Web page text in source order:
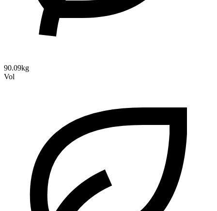
90.09kg
Vol